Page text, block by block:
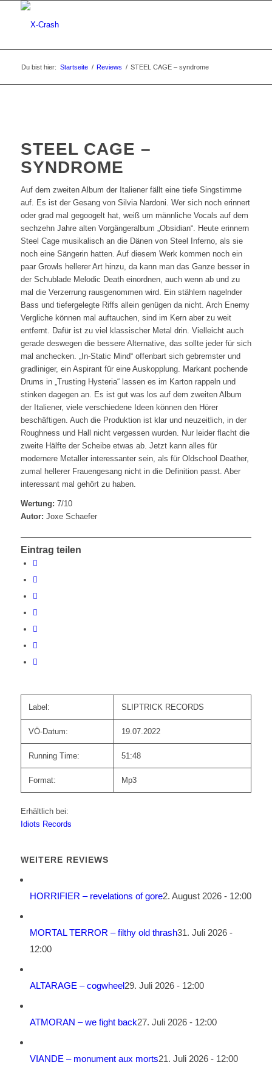
Du bist hier: Startseite / Reviews / STEEL CAGE – syndrome
STEEL CAGE –
SYNDROME
Auf dem zweiten Album der Italiener fällt eine tiefe Singstimme
auf. Es ist der Gesang von Silvia Nardoni. Wer sich noch erinnert
oder grad mal gegoogelt hat, weiß um männliche Vocals auf dem
sechzehn Jahre alten Vorgängeralbum „Obsidian“. Heute erinnern
Steel Cage musikalisch an die Dänen von Steel Inferno, als sie
noch eine Sängerin hatten. Auf diesem Werk kommen noch ein
paar Growls hellerer Art hinzu, da kann man das Ganze besser in
der Schublade Melodic Death einordnen, auch wenn ab und zu
mal die Verzerrung rausgenommen wird. Ein stählern nagelnder
Bass und tiefergelegte Riffs allein genügen da nicht. Arch Enemy
Vergliche können mal auftauchen, sind im Kern aber zu weit
entfernt. Dafür ist zu viel klassischer Metal drin. Vielleicht auch
gerade deswegen die bessere Alternative, das sollte jeder für sich
mal anchecken. „In-Static Mind“ offenbart sich gebremster und
gradliniger, ein Aspirant für eine Auskopplung. Markant pochende
Drums in „Trusting Hysteria“ lassen es im Karton rappeln und
stinken dagegen an. Es ist gut was los auf dem zweiten Album
der Italiener, viele verschiedene Ideen können den Hörer
beschäftigen. Auch die Produktion ist klar und neuzeitlich, in der
Roughness und Hall nicht vergessen wurden. Nur leider flacht die
zweite Hälfte der Scheibe etwas ab. Jetzt kann alles für
modernere Metaller interessanter sein, als für Oldschool Deather,
zumal hellerer Frauengesang nicht in die Definition passt. Aber
interessant mal gehört zu haben.
Wertung: 7/10
Autor: Joxe Schaefer
Eintrag teilen
Label: SLIPTRICK RECORDS
VÖ-Datum: 19.07.2022
Running Time: 51:48
Format: Mp3
Erhältlich bei:
Idiots Records
WEITERE REVIEWS
HORRIFIER – revelations of gore2. August 2026 - 12:00
MORTAL TERROR – filthy old thrash31. Juli 2026 -
12:00
ALTARAGE – cogwheel29. Juli 2026 - 12:00
ATMORAN – we fight back27. Juli 2026 - 12:00
VIANDE – monument aux morts21. Juli 2026 - 12:00